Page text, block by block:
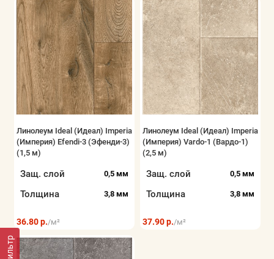
Фильтр
Линолеум Ideal (Идеал) Imperia
(Империя) Efendi-3 (Эфенди-3)
(1,5 м)
Защ. слой 0,5 мм
Толщина 3,8 мм
36.80 р./м²
Линолеум Ideal (Идеал) Imperia
(Империя) Vardo-1 (Вардо-1)
(2,5 м)
Защ. слой 0,5 мм
Толщина 3,8 мм
37.90 р./м²